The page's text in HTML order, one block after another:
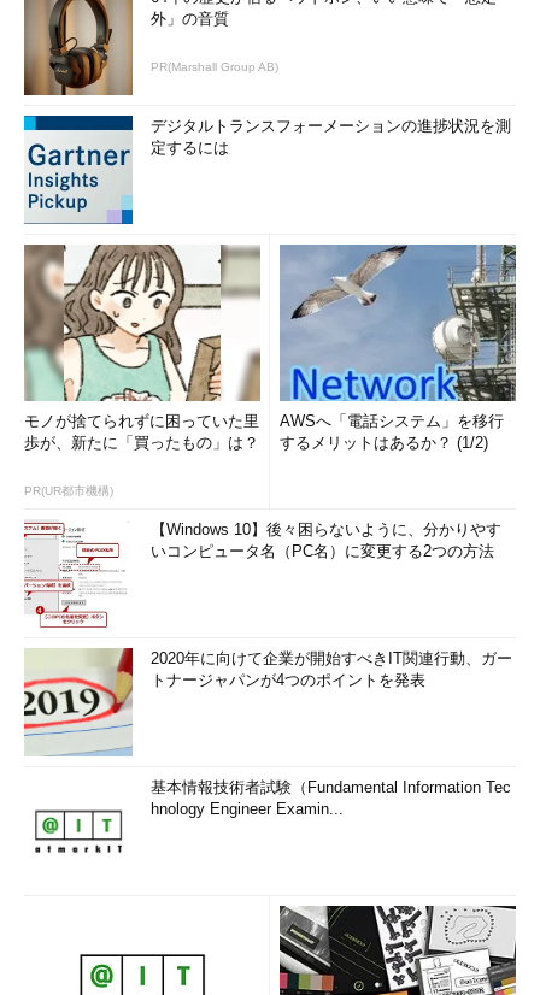
外」の音質
PR(Marshall Group AB)
デジタルトランスフォーメーションの進捗状況を測
定するには
モノが捨てられずに困っていた里
歩が、新たに「買ったもの」は？
PR(UR都市機構)
AWSへ「電話システム」を移行
するメリットはあるか？ (1/2)
【Windows 10】後々困らないように、分かりやす
いコンピュータ名（PC名）に変更する2つの方法
2020年に向けて企業が開始すべきIT関連行動、ガー
トナージャパンが4つのポイントを発表
基本情報技術者試験（Fundamental Information Tec
hnology Engineer Examin...